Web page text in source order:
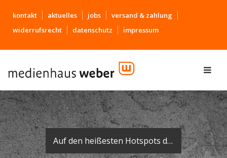
kontakt aktuelles jobs
versand & zahlung
widerrufsrecht
datenschutz impressum
Auf den heißesten Hotspots der Region finden Sie das Medienhaus-Logo wieder - auf dem Fuß unserer Plakatflächen.